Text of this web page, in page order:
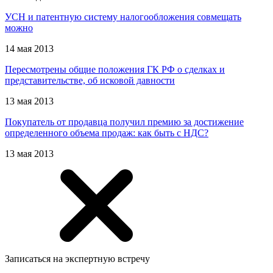
УСН и патентную систему налогообложения совмещать
можно
14 мая 2013
Пересмотрены общие положения ГК РФ о сделках и
представительстве, об исковой давности
13 мая 2013
Покупатель от продавца получил премию за достижение
определенного объема продаж: как быть с НДС?
13 мая 2013
Записаться на экспертную встречу